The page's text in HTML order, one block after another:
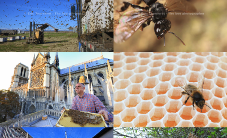
NOUVELLE-ZÉLANDE : LE
TRÉSOR DES MAORIS
AUSTRALIE : LE RÊVE DES
FOURMIS À MIEL
ÉTATS-UNIS : LES
APICULTEURS MIGRANTS
MEXIQUE : ABEILLE SANS
DARD ET COMMERCE
ÉQUITABLE